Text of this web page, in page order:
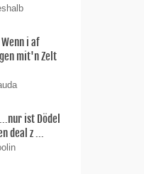
i af
mit'n Zelt
ist Dödel
deal z ...